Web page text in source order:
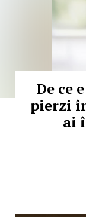
De ce
pierzi
ai